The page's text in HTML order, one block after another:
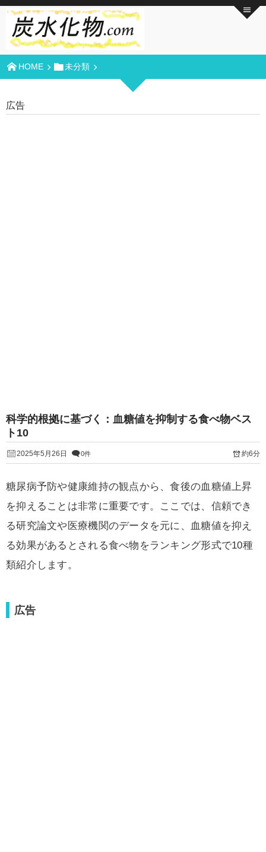
HOME 未分類
広告
科学的根拠に基づく：血糖値を抑制する食べ物ベス
ト10
2025年5月26日 0件 約6分
糖尿病予防や健康維持の観点から、食後の血糖値上昇
を抑えることは非常に重要です。ここでは、信頼でき
る研究論文や医療機関のデータを元に、血糖値を抑え
る効果があるとされる食べ物をランキング形式で10種
類紹介します。
広告